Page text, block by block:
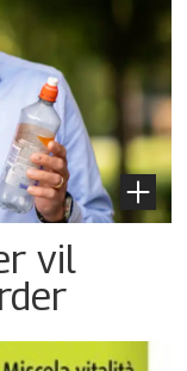
vil